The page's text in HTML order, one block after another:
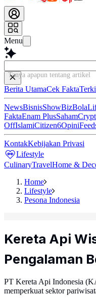
Menu
Tanya apapun tentang artikel
Berita UtamaCek Fakta
NewsBisnisShowBizBola
FaktaEnam PlusSaham
OffIslamiCitizen6Opini
KontakKebijakan Privasi
Lifestyle
CulinaryTravelHome &
Home
Lifestyle
Pesona Indonesia
Kereta Api
Pengalaman
PT Kereta Api Indonesia
memperkuat sektor